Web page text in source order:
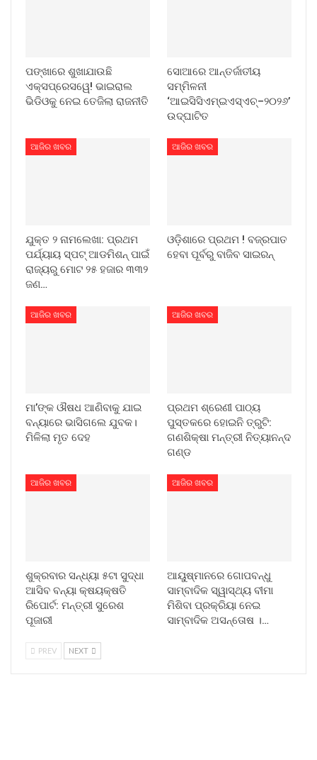
ପଙ୍ଖାରେ ଶୁଖାଯାଉଛି
ଏକ୍ସପ୍ରେସୱେ! ଭାଇରାଲ
ଭିଡିଓକୁ ନେଇ ତେଜିଲା ରାଜନୀତି
ସୋଆରେ ଆନ୍ତର୍ଜାତୀୟ
ସମ୍ମିଳନୀ
‘ଆଇସିସିଏମ୍‌ଇଏସ୍‌ଏଚ୍‌–୨୦୨୬’
ଉଦ୍‌ଘାଟିତ
ଆଜିର ଖବର
ଯୁକ୍ତ ୨ ନାମଲେଖା: ପ୍ରଥମ
ପର୍ଯ୍ୟାୟ ସ୍ପଟ୍ ଆଡମିଶନ୍ ପାଇଁ
ରାଜ୍ୟରୁ ମୋଟ ୨୫ ହଜାର ୩୩୨
ଜଣ…
ଆଜିର ଖବର
ଓଡ଼ିଶାରେ ପ୍ରଥମ ! ବଜ୍ରପାତ
ହେବା ପୂର୍ବରୁ ବାଜିବ ସାଇରନ୍
ଆଜିର ଖବର
ମା’ଙ୍କ ଔଷଧ ଆଣିବାକୁ ଯାଇ
ବନ୍ୟାରେ ଭାସିଗଲେ ଯୁବକ।
ମିଳିଲା ମୃତ ଦେହ
ଆଜିର ଖବର
ପ୍ରଥମ ଶ୍ରେଣୀ ପାଠ୍ୟ
ପୁସ୍ତକରେ ହୋଇନି ତ୍ରୁଟି:
ଗଣଶିକ୍ଷା ମନ୍ତ୍ରୀ ନିତ୍ୟାନନ୍ଦ
ଗଣ୍ଡ
ଆଜିର ଖବର
ଶୁକ୍ରବାର ସନ୍ଧ୍ୟା ୫ଟା ସୁଦ୍ଧା
ଆସିବ ବନ୍ୟା କ୍ଷୟକ୍ଷତି
ରିପୋର୍ଟ: ମନ୍ତ୍ରୀ ସୁରେଶ
ପୂଜାରୀ
ଆଜିର ଖବର
ଆୟୁଷ୍ମାନରେ ଗୋପବନ୍ଧୁ
ସାମ୍ବାଦିକ ସ୍ୱାସ୍ଥ୍ୟ ବୀମା
ମିଶିବା ପ୍ରକ୍ରିୟା ନେଇ
ସାମ୍ବାଦିକ ଅସନ୍ତୋଷ ।…
PREV NEXT